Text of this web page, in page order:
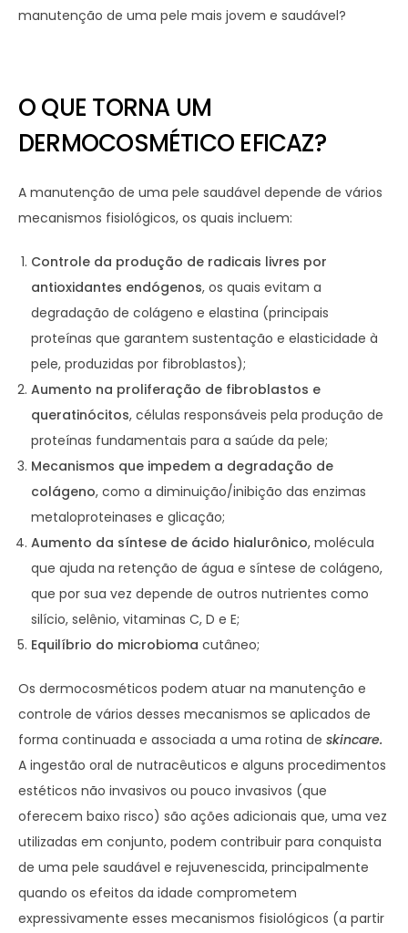
manutenção de uma pele mais jovem e saudável?
O QUE TORNA UM
DERMOCOSMÉTICO EFICAZ?
A manutenção de uma pele saudável depende de vários
mecanismos fisiológicos, os quais incluem:
Controle da produção de radicais livres por
antioxidantes endógenos, os quais evitam a
degradação de colágeno e elastina (principais
proteínas que garantem sustentação e elasticidade à
pele, produzidas por fibroblastos);
Aumento na proliferação de fibroblastos e
queratinócitos, células responsáveis pela produção de
proteínas fundamentais para a saúde da pele;
Mecanismos que impedem a degradação de
colágeno, como a diminuição/inibição das enzimas
metaloproteinases e glicação;
Aumento da síntese de ácido hialurônico, molécula
que ajuda na retenção de água e síntese de colágeno,
que por sua vez depende de outros nutrientes como
silício, selênio, vitaminas C, D e E;
Equilíbrio do microbioma cutâneo;
Os dermocosméticos podem atuar na manutenção e
controle de vários desses mecanismos se aplicados de
forma continuada e associada a uma rotina de skincare.
A ingestão oral de nutracêuticos e alguns procedimentos
estéticos não invasivos ou pouco invasivos (que
oferecem baixo risco) são ações adicionais que, uma vez
utilizadas em conjunto, podem contribuir para conquista
de uma pele saudável e rejuvenescida, principalmente
quando os efeitos da idade comprometem
expressivamente esses mecanismos fisiológicos (a partir